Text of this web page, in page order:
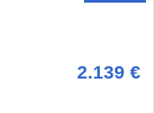
2.139 €